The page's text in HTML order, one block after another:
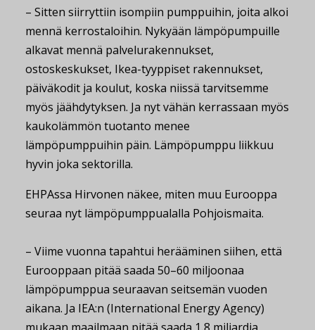
– Sitten siirryttiin isompiin pumppuihin, joita alkoi
mennä kerrostaloihin. Nykyään lämpöpumpuille
alkavat mennä palvelurakennukset,
ostoskeskukset, Ikea-tyyppiset rakennukset,
päiväkodit ja koulut, koska niissä tarvitsemme
myös jäähdytyksen. Ja nyt vähän kerrassaan myös
kaukolämmön tuotanto menee
lämpöpumppuihin päin. Lämpöpumppu liikkuu
hyvin joka sektorilla.
EHPAssa Hirvonen näkee, miten muu Eurooppa
seuraa nyt lämpöpumppualalla Pohjoismaita.
– Viime vuonna tapahtui herääminen siihen, että
Eurooppaan pitää saada 50–60 miljoonaa
lämpöpumppua seuraavan seitsemän vuoden
aikana. Ja IEA:n (International Energy Agency)